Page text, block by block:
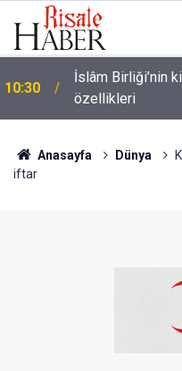
10:30
İslâm Birliği’nin
özellikleri
Anasayfa Dünya
iftar